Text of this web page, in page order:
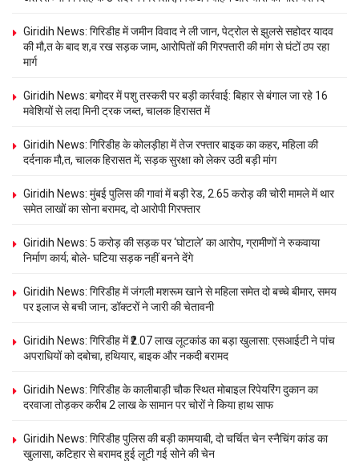
Giridih News: गिरिडीह में जमीन विवाद ने ली जान, पेट्रोल से झुलसे सहोदर यादव
की मौ,त के बाद श,व रख सड़क जाम, आरोपितों की गिरफ्तारी की मांग से घंटों ठप रहा
मार्ग
Giridih News: बगोदर में पशु तस्करी पर बड़ी कार्रवाई: बिहार से बंगाल जा रहे 16
मवेशियों से लदा मिनी ट्रक जब्त, चालक हिरासत में
Giridih News: गिरिडीह के कोलड़ीहा में तेज रफ्तार बाइक का कहर, महिला की
दर्दनाक मौ,त, चालक हिरासत में; सड़क सुरक्षा को लेकर उठी बड़ी मांग
Giridih News: मुंबई पुलिस की गावां में बड़ी रेड, 2.65 करोड़ की चोरी मामले में थार
समेत लाखों का सोना बरामद, दो आरोपी गिरफ्तार
Giridih News: 5 करोड़ की सड़क पर ‘घोटाले’ का आरोप, ग्रामीणों ने रुकवाया
निर्माण कार्य; बोले- घटिया सड़क नहीं बनने देंगे
Giridih News: गिरिडीह में जंगली मशरूम खाने से महिला समेत दो बच्चे बीमार, समय
पर इलाज से बची जान; डॉक्टरों ने जारी की चेतावनी
Giridih News: गिरिडीह में ₹2.07 लाख लूटकांड का बड़ा खुलासा: एसआईटी ने पांच
अपराधियों को दबोचा, हथियार, बाइक और नकदी बरामद
Giridih News: गिरिडीह के कालीबाड़ी चौक स्थित मोबाइल रिपेयरिंग दुकान का
दरवाजा तोड़कर करीब 2 लाख के सामान पर चोरों ने किया हाथ साफ
Giridih News: गिरिडीह पुलिस की बड़ी कामयाबी, दो चर्चित चेन स्नैचिंग कांड का
खुलासा, कटिहार से बरामद हुई लूटी गई सोने की चेन